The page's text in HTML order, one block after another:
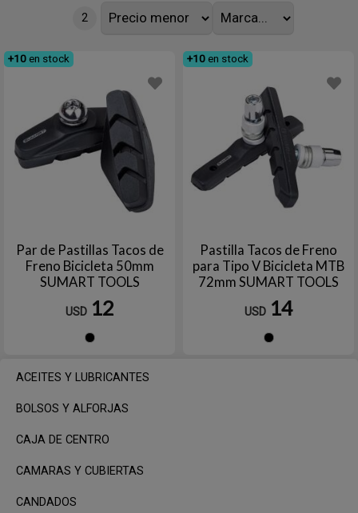
ACEITES Y LUBRICANTES
BOLSOS Y ALFORJAS
CAJA DE CENTRO
CAMARAS Y CUBIERTAS
CANDADOS
2
+10 en stock
Par de Pastillas Tacos de
Freno Bicicleta 50mm
SUMART TOOLS
USD 12
+10 en stock
Pastilla Tacos de Freno
para Tipo V Bicicleta MTB
72mm SUMART TOOLS
USD 14